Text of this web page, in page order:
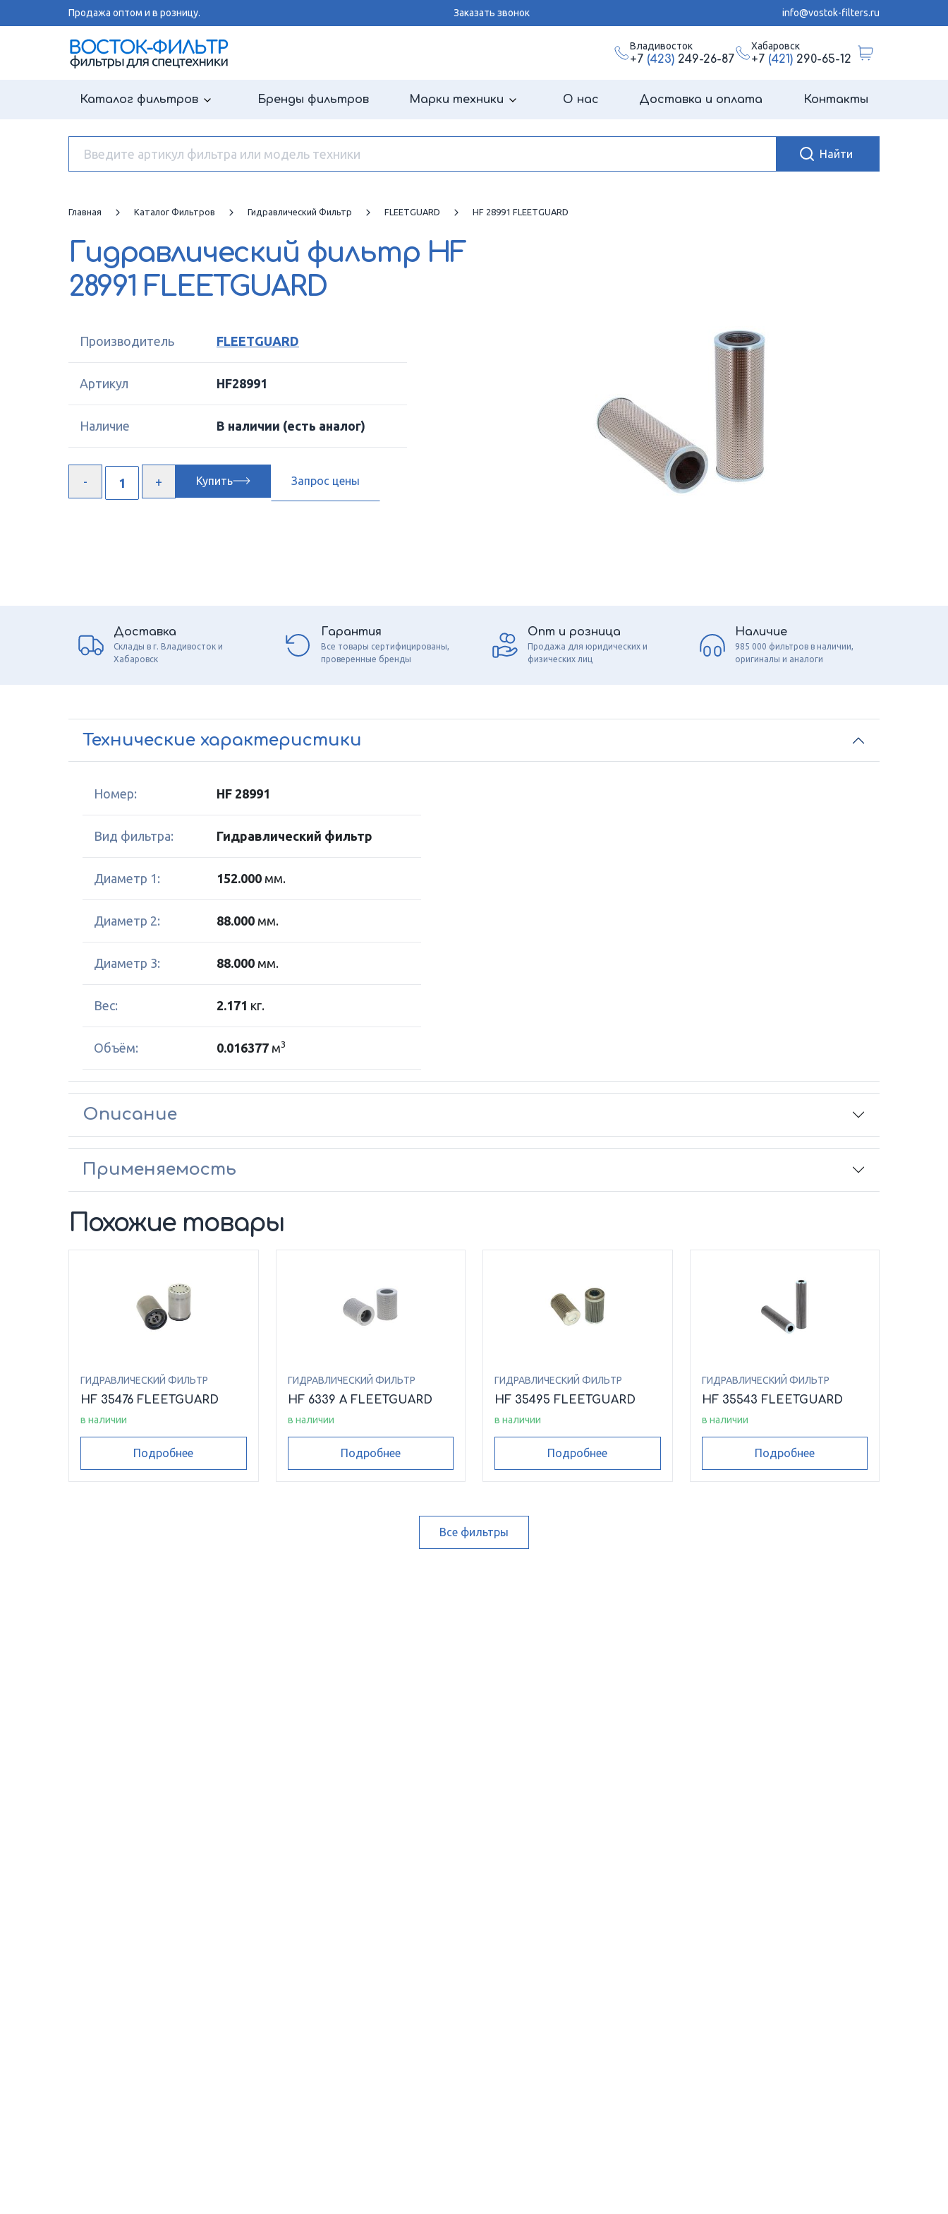
Продажа оптом и в розницу. Заказать звонок info@vostok-filters.ru
Владивосток
+7 (423)249-26-87
Хабаровск
+7 (421)290-65-12
Каталог фильтров Бренды фильтров Марки техники О нас Доставка и оплата Контакты
Главная Каталог Фильтров Гидравлический Фильтр FLEETGUARD HF 28991 FLEETGUARD
Гидравлический фильтр HF
28991 FLEETGUARD
Производитель FLEETGUARD
Артикул HF28991
Наличие В наличии (есть аналог)
Купить Запрос цены
Доставка
Склады в г. Владивосток и
Хабаровск
Гарантия
Все товары сертифицированы,
проверенные бренды
Опт и розница
Продажа для юридических и
физических лиц
Наличие
985 000 фильтров в наличии,
оригиналы и аналоги
Технические характеристики
Номер: HF 28991
Вид фильтра: Гидравлический фильтр
Диаметр 1: 152.000 мм.
Диаметр 2: 88.000 мм.
Диаметр 3: 88.000 мм.
Вес: 2.171 кг.
Объём: 0.016377 м3
Описание
Применяемость
Похожие товары
ГИДРАВЛИЧЕСКИЙ ФИЛЬТР
HF 35476 FLEETGUARD
в наличии
Подробнее
ГИДРАВЛИЧЕСКИЙ ФИЛЬТР
HF 6339 A FLEETGUARD
в наличии
Подробнее
ГИДРАВЛИЧЕСКИЙ ФИЛЬТР
HF 35495 FLEETGUARD
в наличии
Подробнее
ГИДРАВЛИЧЕСКИЙ ФИЛЬТР
HF 35543 FLEETGUARD
в наличии
Подробнее
Все фильтры